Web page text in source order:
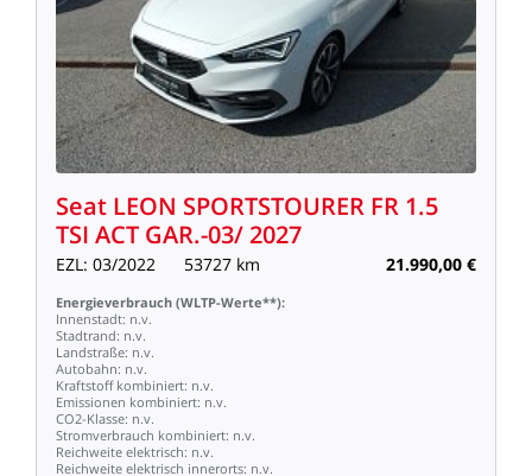
Seat LEON SPORTSTOURER FR 1.5
TSI ACT GAR.-03/2027
EZL: 03/2022 53727 km 21.990,00 €
Energieverbrauch (WLTP-Werte**):
Innenstadt: n.v.
Stadtrand: n.v.
Landstraße: n.v.
Autobahn: n.v.
Kraftstoff kombiniert: n.v.
Emissionen kombiniert: n.v.
CO2-Klasse: n.v.
Stromverbrauch kombiniert: n.v.
Reichweite elektrisch: n.v.
Reichweite elektrisch innerorts: n.v.